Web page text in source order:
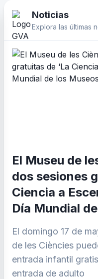
Noticias
Explora las últimas
El Museu de
dos sesiones
Ciencia a
Día Mundial
El domingo 17 de
de les Ciències
entrada infantil
entrada de adulto